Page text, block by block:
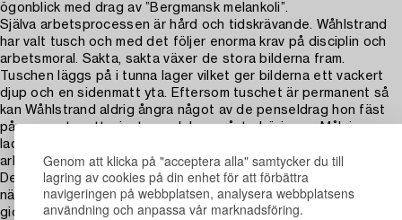
Genom att klicka på "acceptera alla" samtycker du till
lagring av cookies på din enhet för att förbättra
navigeringen på webbplatsen, analysera webbplatsens
användning och anpassa vår marknadsföring.
ögonblick med drag av ”Bergmansk melankoli”.
Själva arbetsprocessen är hård och tidskrävande. Wåhlstrand
har valt tusch och med det följer enorma krav på disciplin och
arbetsmoral. Sakta, sakta växer de stora bilderna fram.
Tuschen läggs på i tunna lager vilket ger bilderna ett vackert
djup och en sidenmatt yta. Eftersom tuschet är permanent så
kan Wåhlstrand aldrig ångra något av de penseldrag hon fäst
på pappret – ett misstag och hon måste börja om. Målningarna
laddas med koncentration och de minnen som
arbetsprocessen väckt hos henne.
Det som karaktäriserade hennes tidiga verk var sökandet och
närmandet av den far hon aldrig lärde känna. Wåhlstrands far
gick bort när hon bara var något år gammal och genom att